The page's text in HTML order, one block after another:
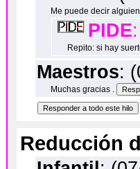
Me puede decir
PIDE
Repito: si hay
Maestros:
Muchas gracias .
Reducción